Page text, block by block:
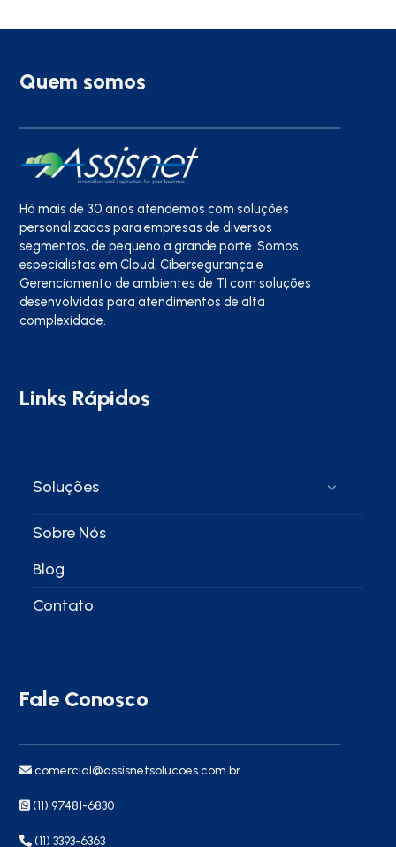
Quem somos
Há mais de 30 anos atendemos com soluções
personalizadas para empresas de diversos
segmentos, de pequeno a grande porte. Somos
especialistas em Cloud, Cibersegurança e
Gerenciamento de ambientes de TI com soluções
desenvolvidas para atendimentos de alta
complexidade.
Links Rápidos
Soluções
Sobre Nós
Blog
Contato
Fale Conosco
comercial@assisnetsolucoes.com.br
(11) 97481-6830
(11) 3393-6363